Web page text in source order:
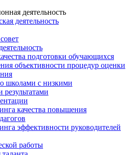
деятельность
деятельность
подготовки обучающихся
объективности процедур оценки
школами с низкими
результатами
качества повышения
эффективности руководителей
работы